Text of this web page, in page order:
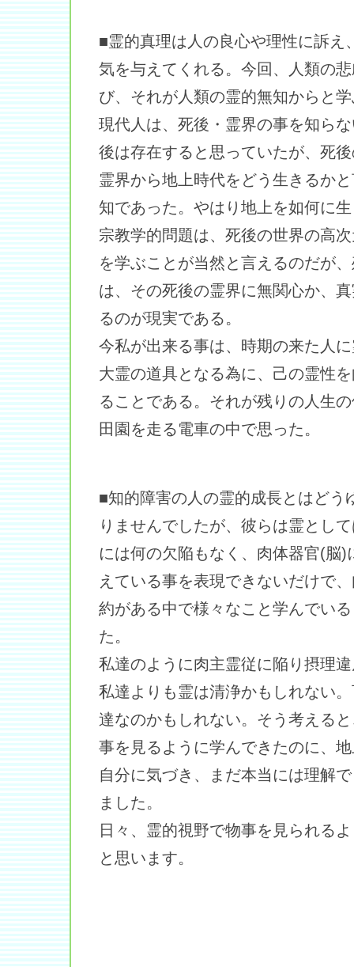
■霊的真理は人の良心や理性に訴え
気を与えてくれる。今回、人類の
び、それが人類の霊的無知からと
現代人は、死後・霊界の事を知ら
後は存在すると思っていたが、死
霊界から地上時代をどう生きるか
知であった。やはり地上を如何に
宗教学的問題は、死後の世界の高
を学ぶことが当然と言えるのだが
は、その死後の霊界に無関心か、
るのが現実である。
今私が出来る事は、時期の来た人
大霊の道具となる為に、己の霊性
ることである。それが残りの人生
田園を走る電車の中で思った。
■知的障害の人の霊的成長とはどう
りませんでしたが、彼らは霊とし
には何の欠陥もなく、肉体器官(脳)
えている事を表現できないだけで
約がある中で様々なこと学んでい
た。
私達のように肉主霊従に陥り摂理
私達よりも霊は清浄かもしれない
達なのかもしれない。そう考える
事を見るように学んできたのに、
自分に気づき、まだ本当には理解
ました。
日々、霊的視野で物事を見られる
と思います。